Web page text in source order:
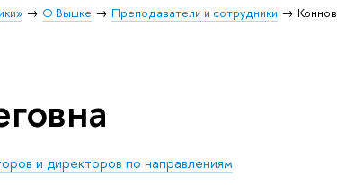
О Вышке Преподаватели и сотрудники
и директоров по направлениям